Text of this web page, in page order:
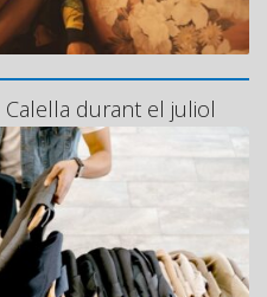
durant el juliol